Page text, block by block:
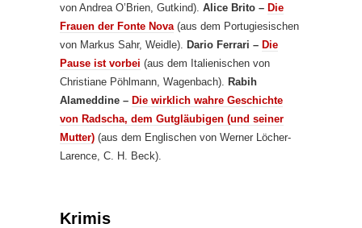
von Andrea O’Brien, Gutkind). Alice Brito – Die
Frauen der Fonte Nova (aus dem Portugiesischen
von Markus Sahr, Weidle). Dario Ferrari – Die
Pause ist vorbei (aus dem Italienischen von
Christiane Pöhlmann, Wagenbach). Rabih
Alameddine – Die wirklich wahre Geschichte
von Radscha, dem Gutgläubigen (und seiner
Mutter) (aus dem Englischen von Werner Löcher-
Larence, C. H. Beck).
Krimis